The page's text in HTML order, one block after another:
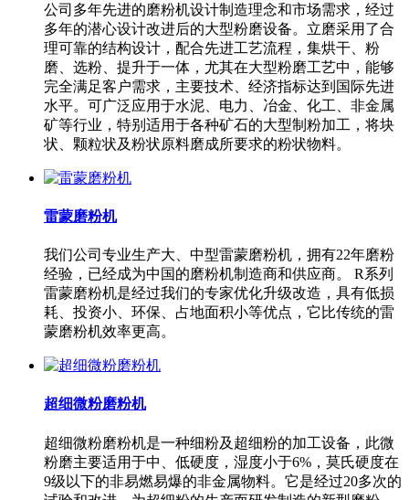
公司多年先进的磨粉机设计制造理念和市场需求，经过
多年的潜心设计改进后的大型粉磨设备。立磨采用了合
理可靠的结构设计，配合先进工艺流程，集烘干、粉
磨、选粉、提升于一体，尤其在大型粉磨工艺中，能够
完全满足客户需求，主要技术、经济指标达到国际先进
水平。可广泛应用于水泥、电力、冶金、化工、非金属
矿等行业，特别适用于各种矿石的大型制粉加工，将块
状、颗粒状及粉状原料磨成所要求的粉状物料。
雷蒙磨粉机
我们公司专业生产大、中型雷蒙磨粉机，拥有22年磨粉
经验，已经成为中国的磨粉机制造商和供应商。 R系列
雷蒙磨粉机是经过我们的专家优化升级改造，具有低损
耗、投资小、环保、占地面积小等优点，它比传统的雷
蒙磨粉机效率更高。
超细微粉磨粉机
超细微粉磨粉机是一种细粉及超细粉的加工设备，此微
粉磨主要适用于中、低硬度，湿度小于6%，莫氏硬度在
9级以下的非易燃易爆的非金属物料。它是经过20多次的